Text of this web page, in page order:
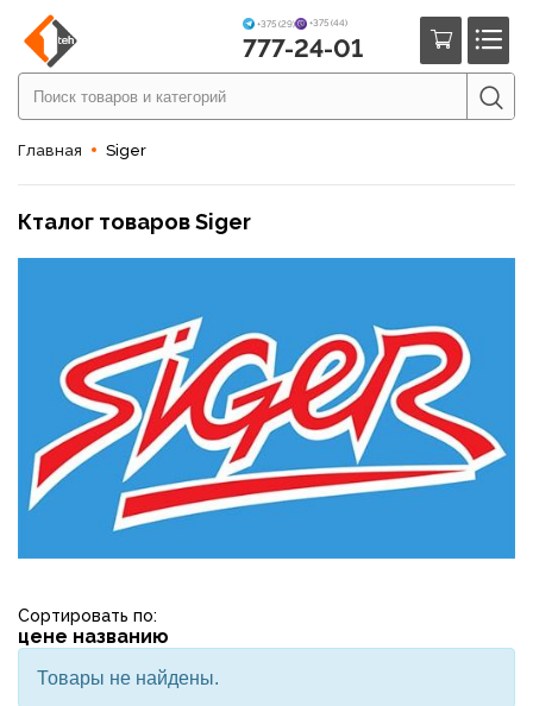
+375 (29) +375 (44)
777-24-01
Главная Siger
Кталог товаров Siger
Сортировать по:
цене названию
Товары не найдены.